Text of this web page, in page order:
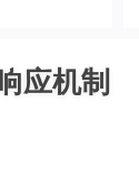
应机制